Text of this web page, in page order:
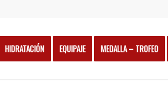
HIDRATACIÓN EQUIPAJE MEDALLA – TROFEO